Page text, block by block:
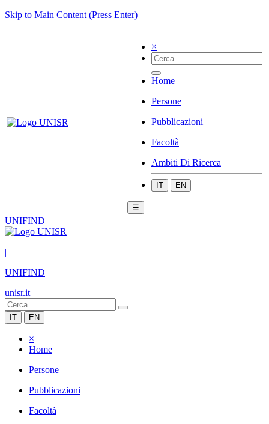
Skip to Main Content (Press Enter)
×
Home
Persone
Pubblicazioni
Facoltà
Ambiti Di Ricerca
IT EN
☰
UNIFIND
|
UNIFIND
unisr.it
IT EN
×
Home
Persone
Pubblicazioni
Facoltà